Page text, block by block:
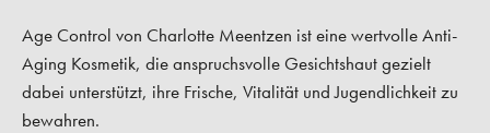
Age Control von Charlotte Meentzen ist eine wertvolle Anti-
Aging Kosmetik, die anspruchsvolle Gesichtshaut gezielt
dabei unterstützt, ihre Frische, Vitalität und Jugendlichkeit zu
bewahren.